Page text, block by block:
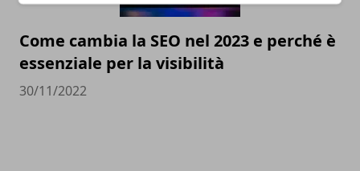
Come cambia la SEO nel 2023 e perché è
essenziale per la visibilità
30/11/2022